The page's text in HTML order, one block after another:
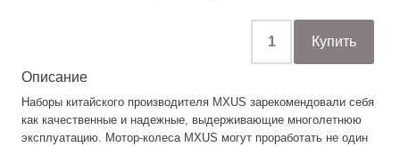
Описание
Наборы китайского производителя MXUS зарекомендовали себя
как качественные и надежные, выдерживающие многолетнюю
эксплуатацию. Мотор-колеса MXUS могут проработать не один